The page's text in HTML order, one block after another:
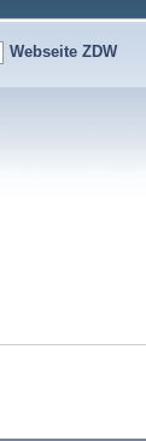
Webseite ZDW